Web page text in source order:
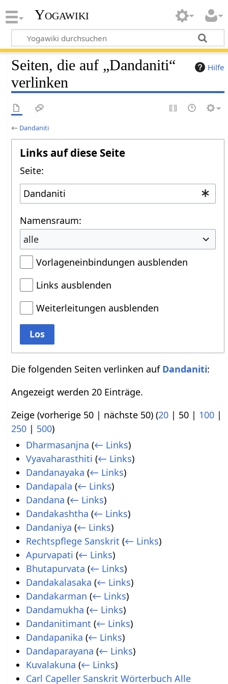
Yogawiki
Hilfe
Seiten, die auf „Dandaniti“
verlinken
← Dandaniti
Links auf diese Seite
Seite:
Namensraum:
alle
Vorlageneinbindungen ausblenden
Links ausblenden
Weiterleitungen ausblenden
Los
Die folgenden Seiten verlinken auf Dandaniti:
Angezeigt werden 20 Einträge.
Zeige (vorherige 50 | nächste 50) (20 | 50 | 100 |
250 | 500)
Dharmasanjna (← Links)
Vyavaharasthiti (← Links)
Dandanayaka (← Links)
Dandapala (← Links)
Dandana (← Links)
Dandakashtha (← Links)
Dandaniya (← Links)
Rechtspflege Sanskrit (← Links)
Apurvapati (← Links)
Bhutapurvata (← Links)
Dandakalasaka (← Links)
Dandakarman (← Links)
Dandamukha (← Links)
Dandanitimant (← Links)
Dandapanika (← Links)
Dandaparayana (← Links)
Kuvalakuna (← Links)
Carl Capeller Sanskrit Wörterbuch Alle